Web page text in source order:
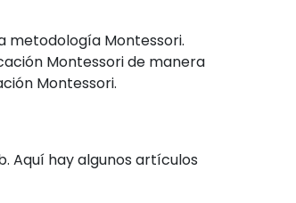
metodología Montessori.
Montessori de manera
Montessori.
Aquí hay algunos artículos